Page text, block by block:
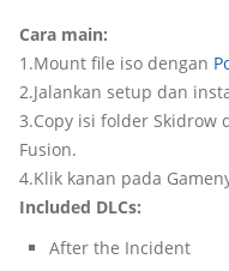
Cara main:
1.Mount file iso dengan
2.Jalankan setup dan
3.Copy isi folder Skidrow
Fusion.
4.Klik kanan pada
Included DLCs:
After the Incident